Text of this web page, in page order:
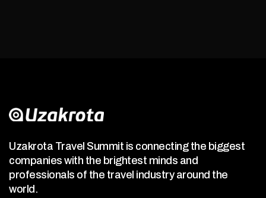
Uzakrota Travel Summit is connecting the biggest
companies with the brightest minds and
professionals of the travel industry around the
world.